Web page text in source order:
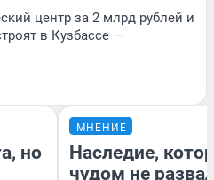
центр за 2 млрд рублей и
в Кузбассе —
но
МНЕНИЕ
Наследие,
чудом не